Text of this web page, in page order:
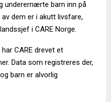
underernærte barn inn på
av dem er i akutt livsfare,
i CARE Norge.
har CARE drevet et
Data som registreres der,
barn er alvorlig